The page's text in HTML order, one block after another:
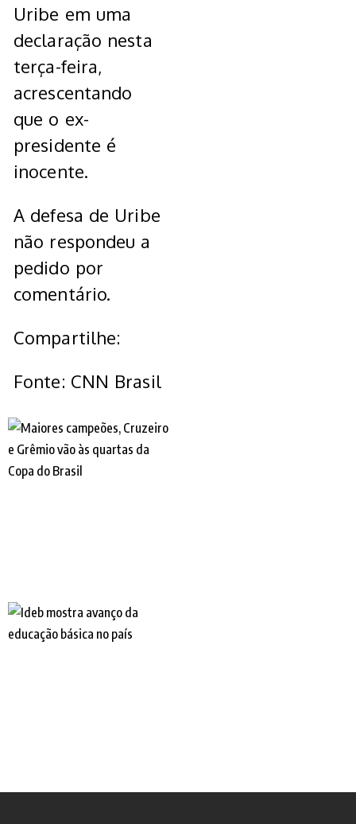
Uribe em uma
declaração nesta
terça-feira,
acrescentando
que o ex-
presidente é
inocente.
A defesa de Uribe
não respondeu a
pedido por
comentário.
Compartilhe:
Fonte: CNN Brasil